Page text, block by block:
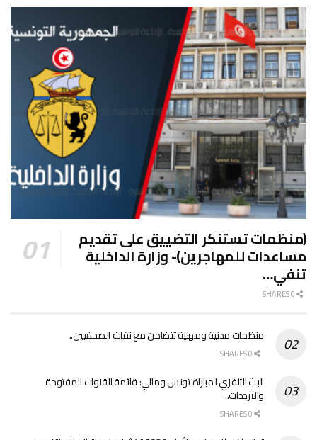
(منظمات تستنكر التضييق على تقديم
مساعدات للمهاجرين)- وزارة الداخلية
تنفي…
منظمات مدنية ومهنية تتضامن مع نقابة الصحفيين..
البث التلفزي لمباراة تونس ومالي: قائمة القنوات المفتوحة
والترددات..